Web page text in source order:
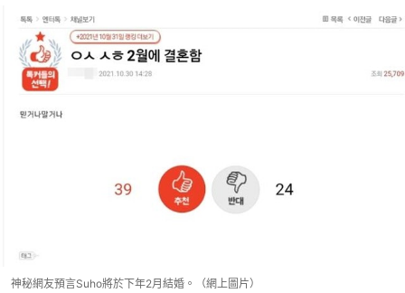
神秘網友預言Suho將於下年2月結婚。（網上圖片）